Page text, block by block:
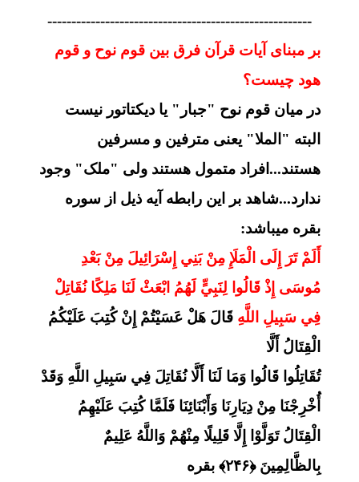
-------------------------------------------------------
بر مبنای آیات قرآن فرق بین قوم نوح و قوم
هود چیست؟
در میان قوم نوح "جبار" یا دیکتاتور نیست
البته "الملا" یعنی مترفین و مسرفین
هستند...افراد متمول هستند ولی "ملک" وجود
ندارد...شاهد بر این رابطه آیه ذیل از سوره
بقره میباشد:
أَلَمْ تَرَ إِلَى الْمَلَإِ مِنْ بَنِي إِسْرَائِيلَ مِنْ بَعْدِ
مُوسَى إِذْ قَالُوا لِنَبِيٍّ لَهُمُ ابْعَثْ لَنَا مَلِكًا نُقَاتِلْ
فِي سَبِيلِ اللَّهِ قَالَ هَلْ عَسَيْتُمْ إِنْ كُتِبَ عَلَيْكُمُ
الْقِتَالُ أَلَّا
تُقَاتِلُوا قَالُوا وَمَا لَنَا أَلَّا نُقَاتِلَ فِي سَبِيلِ اللَّهِ وَقَدْ
أُخْرِجْنَا مِنْ دِيَارِنَا وَأَبْنَائِنَا فَلَمَّا كُتِبَ عَلَيْهِمُ
الْقِتَالُ تَوَلَّوْا إِلَّا قَلِيلًا مِنْهُمْ وَاللَّهُ عَلِيمٌ
بِالظَّالِمِينَ ﴿۲۴۶﴾ بقره